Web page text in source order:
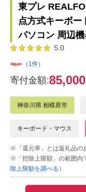
東プレ
点方式キーボ
パソコン 周辺
5.0
（1件）
寄付金額:85,000
神奈川県 相模原市
キーボード・マウス
※「還元率」とは返礼品の
※「控除上限額」の範囲内
除上限額を調べる）